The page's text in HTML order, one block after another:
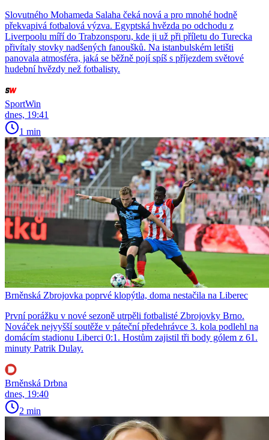
Slovutného Mohameda Salaha čeká nová a pro mnohé hodně
překvapivá fotbalová výzva. Egyptská hvězda po odchodu z
Liverpoolu míří do Trabzonsporu, kde ji už při příletu do Turecka
přivítaly stovky nadšených fanoušků. Na istanbulském letišti
panovala atmosféra, jaká se běžně pojí spíš s příjezdem světové
hudební hvězdy než fotbalisty.
SportWin
dnes, 19:41
1 min
Brněnská Zbrojovka poprvé klopýtla, doma nestačila na Liberec
První porážku v nové sezoně utrpěli fotbalisté Zbrojovky Brno.
Nováček nejvyšší soutěže v páteční předehrávce 3. kola podlehl na
domácím stadionu Liberci 0:1. Hostům zajistil tři body gólem z 61.
minuty Patrik Dulay.
Brněnská Drbna
dnes, 19:40
2 min